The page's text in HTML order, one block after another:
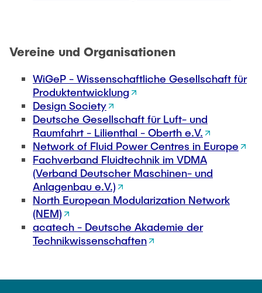
Vereine und Organisationen
WiGeP - Wissenschaftliche Gesellschaft für
Produktentwicklung
Design Society
Deutsche Gesellschaft für Luft- und
Raumfahrt - Lilienthal - Oberth e.V.
Network of Fluid Power Centres in Europe
Fachverband Fluidtechnik im VDMA
(Verband Deutscher Maschinen- und
Anlagenbau e.V.)
North European Modularization Network
(NEM)
acatech - Deutsche Akademie der
Technikwissenschaften